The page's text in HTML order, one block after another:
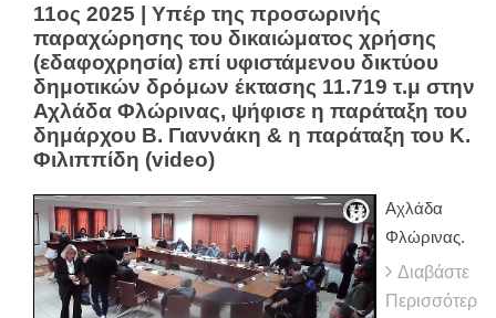
11ος 2025 | Υπέρ της προσωρινής
παραχώρησης του δικαιώματος χρήσης
(εδαφοχρησία) επί υφιστάμενου δικτύου
δημοτικών δρόμων έκτασης 11.719 τ.μ στην
Αχλάδα Φλώρινας, ψήφισε η παράταξη του
δημάρχου Β. Γιαννάκη & η παράταξη του Κ.
Φιλιππίδη (video)
Αχλάδα
Φλώρινας.
Διαβάστε
Περισσότερ